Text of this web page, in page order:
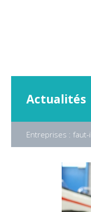
Actualités
Entreprises : faut-